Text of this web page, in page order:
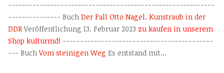
-----------------------------------------------------------
--------------- Buch Der Fall Otto Nagel. Kunstraub in der
DDRVeröffentlichung 13. Februar 2023 zu kaufen in unserem
Shop kulturmd! -------------------------------------------
--- BuchVom steinigen Weg Es entstand mit...